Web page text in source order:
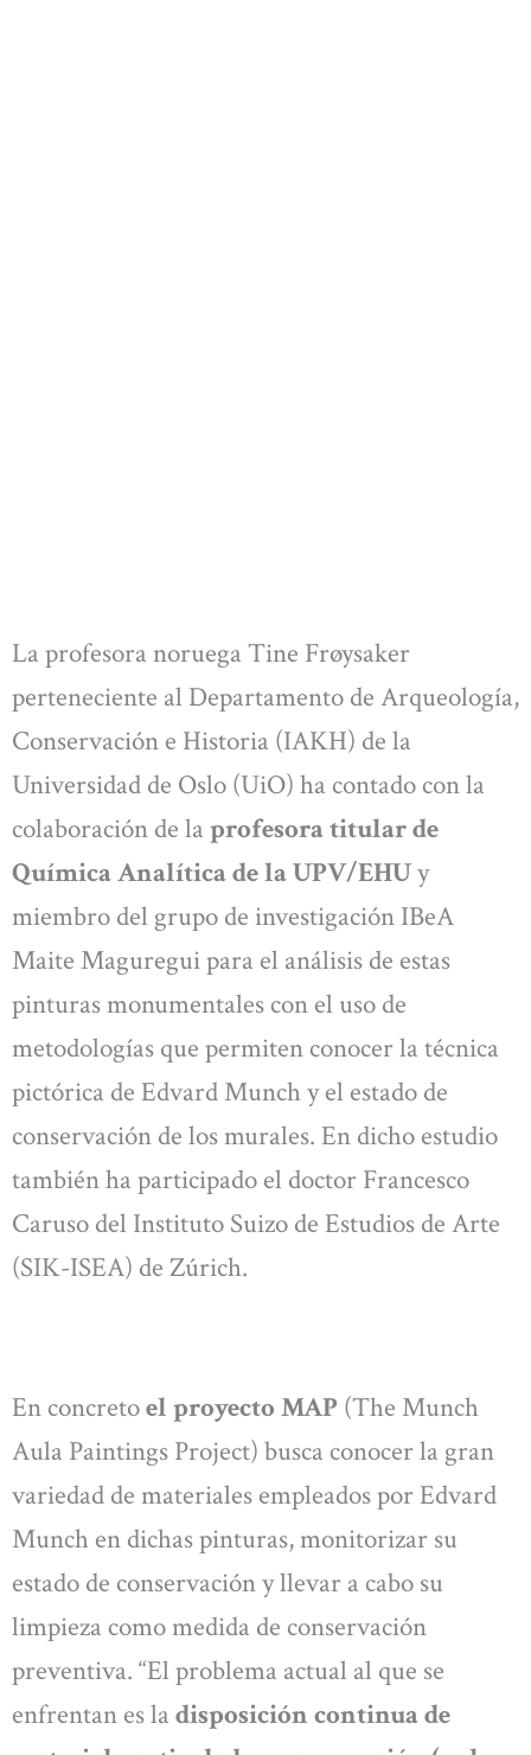
La profesora noruega Tine Frøysaker
perteneciente al Departamento de Arqueología,
Conservación e Historia (IAKH) de la
Universidad de Oslo (UiO) ha contado con la
colaboración de la profesora titular de
Química Analítica de la UPV/EHUy
miembro del grupo de investigación IBeA
Maite Maguregui para el análisis de estas
pinturas monumentales con el uso de
metodologías que permiten conocer la técnica
pictórica de Edvard Munch y el estado de
conservación de los murales. En dicho estudio
también ha participado el doctor Francesco
Caruso del Instituto Suizo de Estudios de Arte
(SIK-ISEA) de Zúrich.
En concretoel proyecto MAP (The Munch
Aula Paintings Project) busca conocer la gran
variedad de materiales empleados por Edvard
Munch en dichas pinturas, monitorizar su
estado de conservación y llevar a cabo su
limpieza como medida de conservación
preventiva. “El problema actual al que se
enfrentan es la disposición continua de